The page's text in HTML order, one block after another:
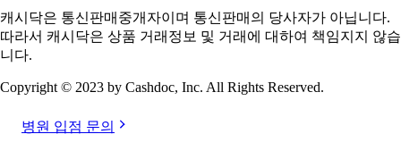
캐시닥은 통신판매중개자이며 통신판매의 당사자가 아닙니다.
따라서 캐시닥은 상품 거래정보 및 거래에 대하여 책임지지 않습
니다.
Copyright © 2023 by Cashdoc, Inc. All Rights Reserved.
병원 입점 문의